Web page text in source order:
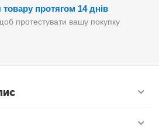
протягом 14 днів
протестувати вашу покупку